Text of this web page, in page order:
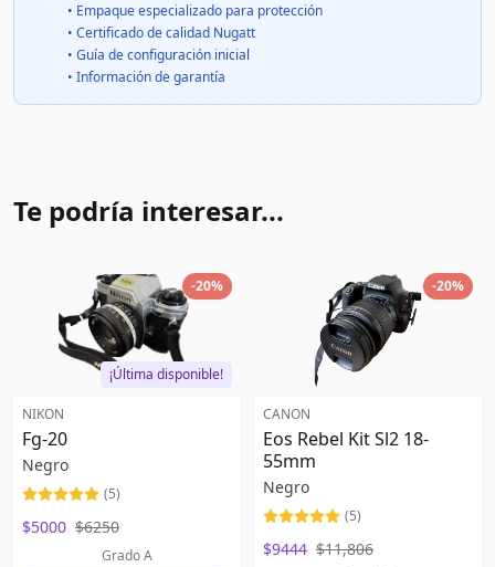
• Empaque especializado para protección
• Certificado de calidad Nugatt
• Guía de configuración inicial
• Información de garantía
Te podría interesar...
-20%
¡Última disponible!
NIKON
Fg-20
Negro
(5)
$5000 $6250
Grado A
-20%
CANON
Eos Rebel Kit Sl2 18-
55mm
Negro
(5)
$9444 $11,806